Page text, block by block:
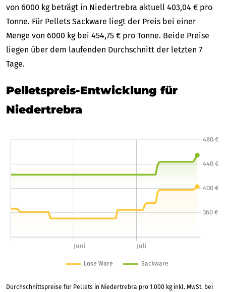
von 6000 kg beträgt in Niedertrebra aktuell 403,04 € pro
Tonne. Für Pellets Sackware liegt der Preis bei einer
Menge von 6000 kg bei 454,75 € pro Tonne. Beide Preise
liegen über dem laufenden Durchschnitt der letzten 7
Tage.
Pelletspreis-Entwicklung für
Niedertrebra
Durchschnittspreise für Pellets in Niedertrebra pro 1.000 kg inkl. MwSt. bei